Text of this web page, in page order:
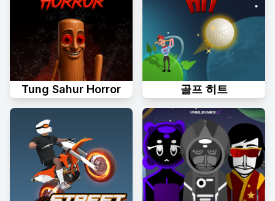
Tung Sahur Horror 골프 히트